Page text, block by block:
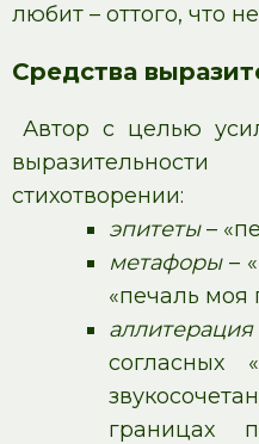
любит – оттого, что
Средства
Автор с целью
стихотворении:
эпитеты–
метафоры–
«печаль моя
аллитерация
согласных
границах